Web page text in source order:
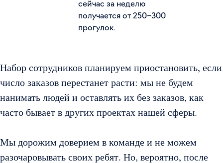
сейчас за неделю
получается от 250–300
прогулок.
Набор сотрудников планируем приостановить, если
число заказов перестанет расти: мы не будем
нанимать людей и оставлять их без заказов, как
часто бывает в других проектах нашей сферы.
Мы дорожим доверием в команде и не можем
разочаровывать своих ребят. Но, вероятно, после